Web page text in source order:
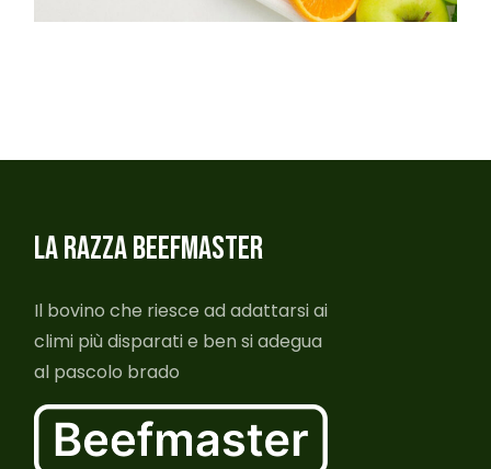
LA RAZZA BEEFMASTER
Il bovino che riesce ad adattarsi ai
climi più disparati e ben si adegua
al pascolo brado